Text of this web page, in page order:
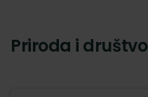
Priroda i društvo